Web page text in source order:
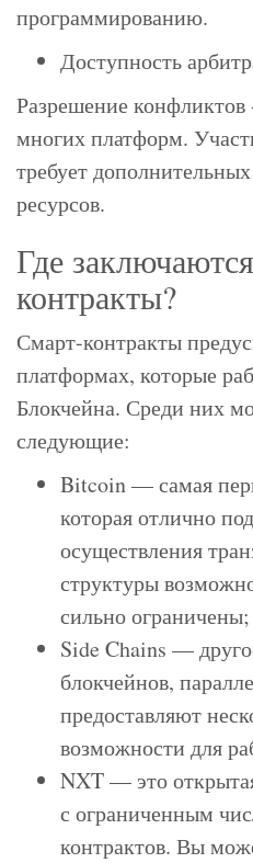
программированию.
Доступность
Разрешение конфликтов
многих платформ.
требует
ресурсов.
Где
контракты?
Смарт-контракты
платформах, которые
Блокчейна. Среди них
следующие:
Bitcoin — самая
которая отлично
осуществления
структуры
сильно ограничены;
Side Chains —
блокчейнов,
предоставляют
возможности для
NXT — это
с ограниченным
контрактов. Вы